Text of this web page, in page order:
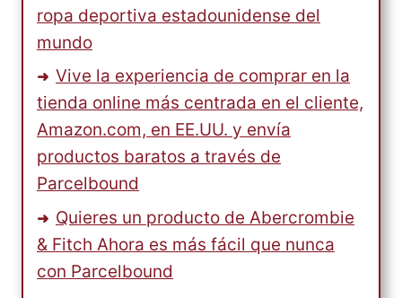
ropa deportiva estadounidense del
mundo
Vive la experiencia de comprar en la
tienda online más centrada en el cliente,
Amazon.com, en EE.UU. y envía
productos baratos a través de
Parcelbound
Quieres un producto de Abercrombie
& Fitch Ahora es más fácil que nunca
con Parcelbound